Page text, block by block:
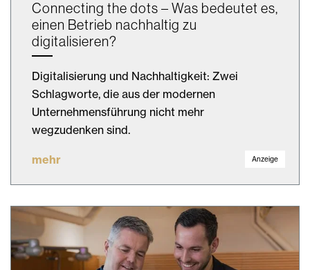
Connecting the dots – Was bedeutet es,
einen Betrieb nachhaltig zu
digitalisieren?
Digitalisierung und Nachhaltigkeit: Zwei
Schlagworte, die aus der modernen
Unternehmensführung nicht mehr
wegzudenken sind.
mehr Anzeige